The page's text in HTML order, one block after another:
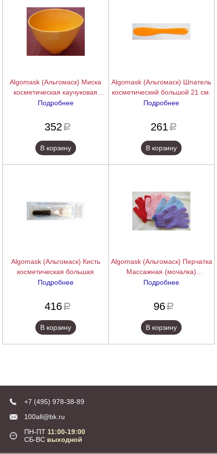
Algomask (Альгомаск) Миска
косметическая каучуковая
средняя 13 см.
Подробнее
352a
В корзину
Algomask (Альгомаск) Шпатель
косметический большой 21 см.
Подробнее
261a
В корзину
Algomask (Альгомаск) Кисть
косметическая большая
Подробнее
416a
В корзину
Algomask (Альгомаск) Перчатка
Массажная (мочалка)
многоразовая
Подробнее
96a
В корзину
+7 (495) 978-38-89
100all@bk.ru
ПН-ПТ 11:00-19:00
СБ-ВС выходной